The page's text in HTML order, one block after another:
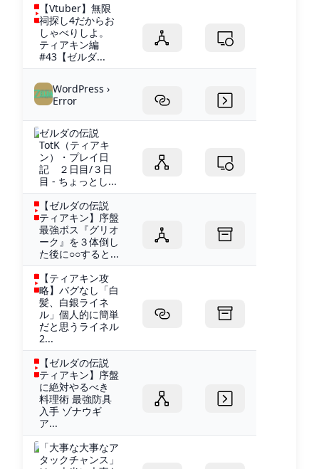
【Vtuber】無限
祠探し4だからお
しゃべりしよ。
ティアキン編
#43【ゼルダ...
WordPress ›
Error
ゼルダの伝説
TotK（ティアキ
ン）・プレイ日
記 ２日目/３日
目 - ちょっとし...
【ゼルダの伝説
ティアキン】序盤
最強ボス『グリオ
ーク』を３体倒し
た後に○○すると...
【ティアキン攻
略】バグなし「白
髪、白銀ライネ
ル」個人的に簡単
だと思うライネル
2...
【ゼルダの伝説
ティアキン】序盤
に絶対やるべき
料理術 最強防具
入手 ゾナウギ
ア...
「大事な大事なア
タックチャンス」